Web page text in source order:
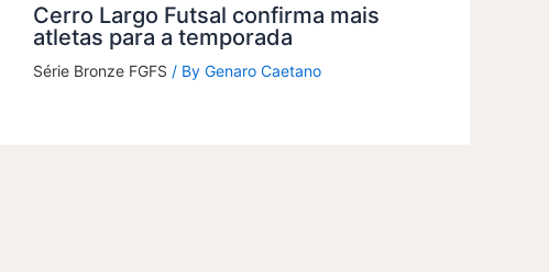
Cerro Largo Futsal confirma mais
atletas para a temporada
Série Bronze FGFS / ByGenaro Caetano